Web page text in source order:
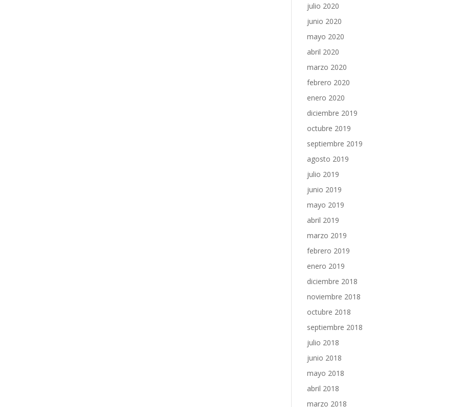
julio 2020
junio 2020
mayo 2020
abril 2020
marzo 2020
febrero 2020
enero 2020
diciembre 2019
octubre 2019
septiembre 2019
agosto 2019
julio 2019
junio 2019
mayo 2019
abril 2019
marzo 2019
febrero 2019
enero 2019
diciembre 2018
noviembre 2018
octubre 2018
septiembre 2018
julio 2018
junio 2018
mayo 2018
abril 2018
marzo 2018